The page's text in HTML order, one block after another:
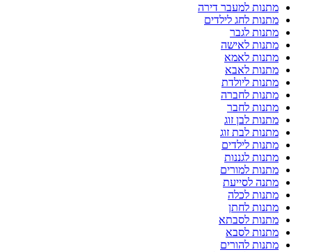
מתנות למעבר דירה
מתנות לחג לילדים
מתנות לגבר
מתנות לאישה
מתנות לאמא
מתנות לאבא
מתנות ליולדת
מתנות לחברה
מתנות לחבר
מתנות לבן זוג
מתנות לבת זוג
מתנות לילדים
מתנות לגננות
מתנות למורים
מתנה לסייעת
מתנות לכלה
מתנות לחתן
מתנות לסבתא
מתנות לסבא
מתנות להורים